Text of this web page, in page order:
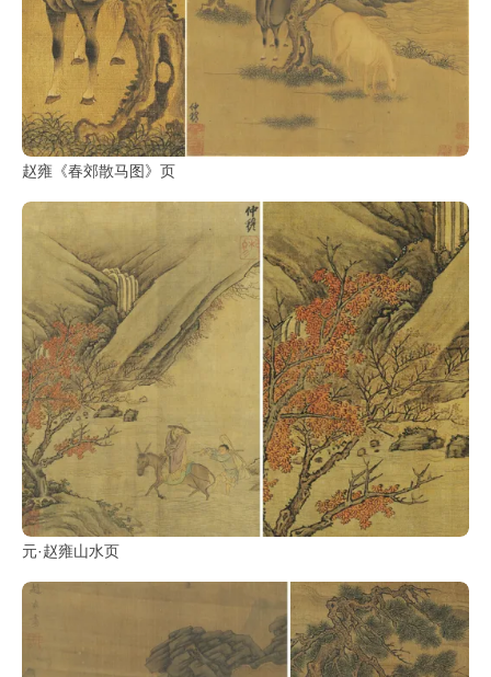
赵雍《春郊散马图》页
元·赵雍山水页